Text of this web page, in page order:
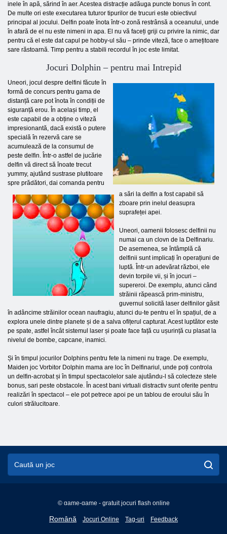
inele în apă, sărind în aer. Acestea distracție adăuga puncte bonus în cont.
De multe ori este executarea tuturor tipurilor de trucuri este obiectivul
principal al jocului. Delfin poate înota într-o zonă restrânsă a oceanului, unde
în afară de el nu este nimeni in apa. El nu vă faceți griji cu privire la nimic, dar
pentru că el este dat capul pe hobby-ul său – prinde viteză, face o amețitoare
sare răstoarnă. Timp pentru a stabili recordul în joc este limitat.
Jocuri Dolphin – pentru mai Intrepid
Uneori, jocul despre delfini făcute în
formă de concurs pentru gama de
distanță care pot înota în condiții de
siguranță erou. În același timp, el
este capabil de a obține o viteză
impresionantă, dacă există o putere
specială în rezervă care se
acumulează de la consumul de
peste delfin. Într-o astfel de jucărie
delfin vă direct să înoate trecut
yummy, ajutând sustrase plutitoare
spre prădători, dai comanda pentru
a sări la delfin a fost capabil să
zboare prin inelul deasupra
suprafeței apei.
Uneori, oamenii folosesc delfinii nu
numai ca un clovn de la Delfinariu.
De asemenea, se întâmplă că
delfinii sunt implicați în operațiuni de
luptă. Într-un adevărat război, ele
devin torpile vii, și în jocuri –
supereroi. De exemplu, atunci când
străinii răpească prim-ministru,
guvernul solicită laser delfinilor găsit
în adâncime străinilor ocean naufragiu, atunci du-te pentru el în spațiul, de a
explora unele dintre planete și de a salva ofițerul capturat. Acest luptător este
pe spate, astfel încât sistemul laser și poate face față cu ușurință cu plasat la
nivelul de bombe, capcane, inamici.
Și în timpul jocurilor Dolphins pentru fete la nimeni nu trage. De exemplu,
Maiden joc Vorbitor Dolphin mama are loc în Delfinariul, unde poți controla
un delfin-acrobat și în timpul spectacolelor sale ajutându-l să colecteze stele
bonus, sari peste obstacole. În acest bani virtuali distractiv sunt oferite pentru
realizări în spectacol – ele pot petrece apoi pe un tablou de eroului său în
culori strălucitoare.
© game-game - gratuit jocuri flash online
Română
English
Jocuri Online Tag-uri Feedback